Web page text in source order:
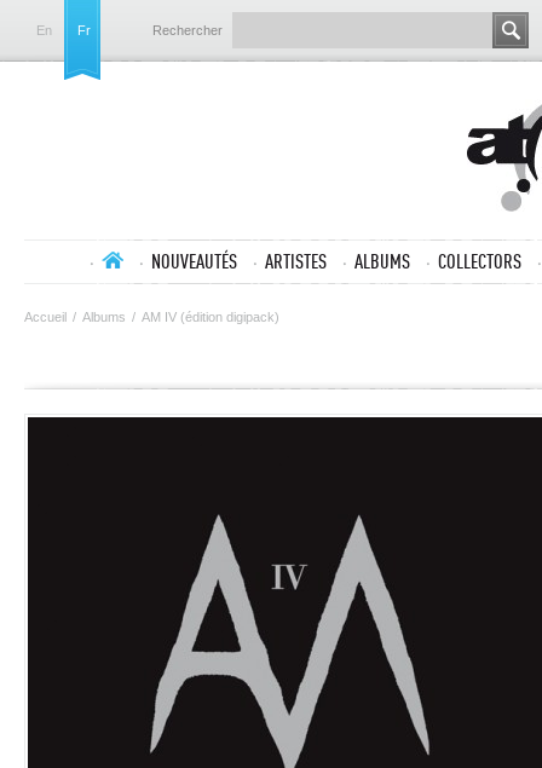
En Fr Rechercher
NOUVEAUTÉS ARTISTES ALBUMS COLLECTORS
Accueil / Albums / AM IV (édition digipack)